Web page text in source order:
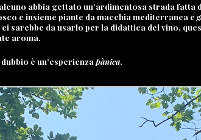
abbia gettato un’ardimentosa strada
e insieme piante da macchia mediterranea e
da usarlo per la didattica del vino,
aroma.
è un’esperienza pànica.